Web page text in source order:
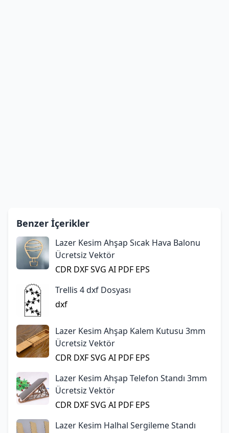
Benzer İçerikler
Lazer Kesim Ahşap Sıcak Hava Balonu
Ücretsiz Vektör
CDR DXFSVG AI PDF EPS
Trellis 4 dxf Dosyası
dxf
Lazer Kesim Ahşap Kalem Kutusu 3mm
Ücretsiz Vektör
CDR DXFSVG AI PDF EPS
Lazer Kesim Ahşap Telefon Standı 3mm
Ücretsiz Vektör
CDR DXFSVG AI PDF EPS
Lazer Kesim Halhal Sergileme Standı